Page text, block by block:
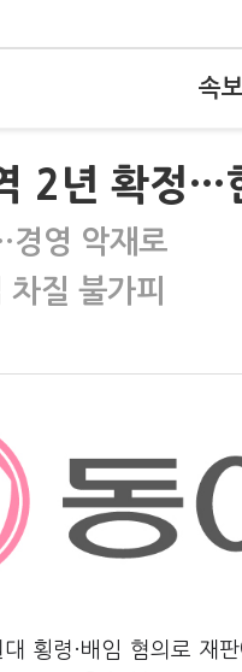
속
2년 확정…
경영 악재로
차질 불가피
대 횡령·배임 혐의로 재